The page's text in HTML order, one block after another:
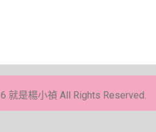
就是楊小禎 All Rights Reserved.